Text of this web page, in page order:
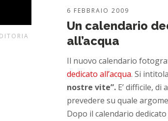
6 FEBBRAIO 2009
Un calendario
all’acqua
Il nuovo calendario
dedicato all’acqua. Si intitola
nostre vite”. E’ difficile, di
prevedere su quale
Dopo il calendario dedicato